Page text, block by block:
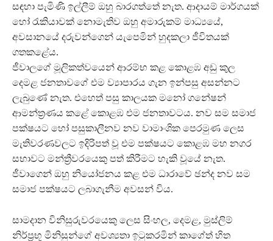
සඳහා පැමිණි ඉල්ලීම් ඔහු බාරගත්තේ නැත. ආදායම් මාර්ගයක්
හෝ රැකියාවක් නොමැතිව ඔහු අමාරුකම් මාධ්‍යයේ,
අවසානයේ දරුවන්ගෙන් යැපෙමින් හුදකලා ජීවිතයක්
ගතකළේය.
ජීවාලගේ මූලිකත්වයෙන් ආරම්භ කළ කොළඹ අඩු කුල
දෙමළ ජනතාවගේ එම ව්‍යාපාරය ගැන ඉන්පසු අසන්නට
ලැබුණේ නැත. එහෙත් පසු කාලයක මනෝ ගනේෂන්
ආමන්ත්‍රණය කළේ කොළඹ එම ජනතාවටය. නව සම සමාජ
පක්ෂයට හෝ පසුකාලීනව නව වාමාංශික පෙරමුණ ලෙස
මැතිවරණවලට ඉදිරිපත් වූ එම පක්ෂයට කොළඹ මහ නගර
සභාවට මන්ත්‍රීවරයෙකු පත් කිරීමට හැකි වූයේ නැත.
ජීවාගෙන් ඔහු නියෝජනය කළ එම ධාරාවේ ඡන්ද නව සම
සමාජ පක්ෂයට ලබාගැනීම අවසන් විය.
සාමදාන විනිසුරුවරයෙකු ලෙස සිංහල, දෙමළ, මුස්ලිම්
නිර්ප්‍රභූ මිනිසුන්ගේ අවශ්‍යතා ඉටුකරමින් කාගේත් හිත